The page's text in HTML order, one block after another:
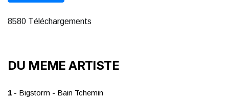
8580 Téléchargements
DU MEME ARTISTE
1 - Bigstorm - Bain Tchemin